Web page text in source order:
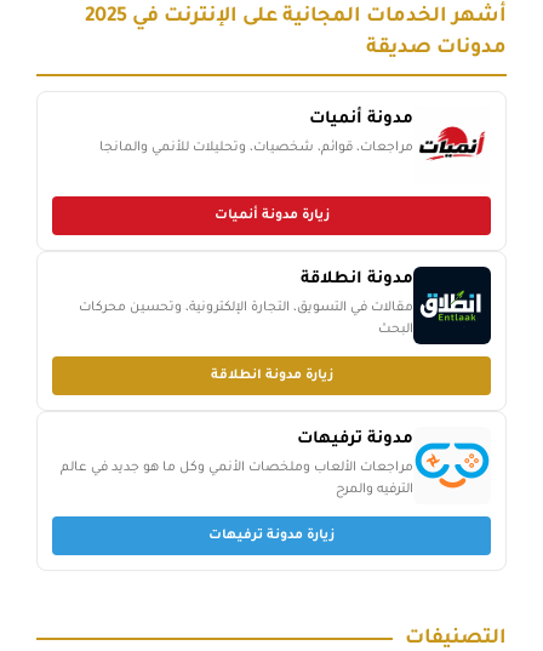
أشهر الخدمات المجانية على الإنترنت في 2025
مدونات صديقة
مدونة أنميات
مراجعات، قوائم، شخصيات، وتحليلات للأنمي والمانجا
زيارة مدونة أنميات
مدونة انطلاقة
مقالات في التسويق، التجارة الإلكترونية، وتحسين محركات
البحث
زيارة مدونة انطلاقة
مدونة ترفيهات
مراجعات الألعاب وملخصات الأنمي وكل ما هو جديد في عالم
الترفيه والمرح
زيارة مدونة ترفيهات
التصنيفات